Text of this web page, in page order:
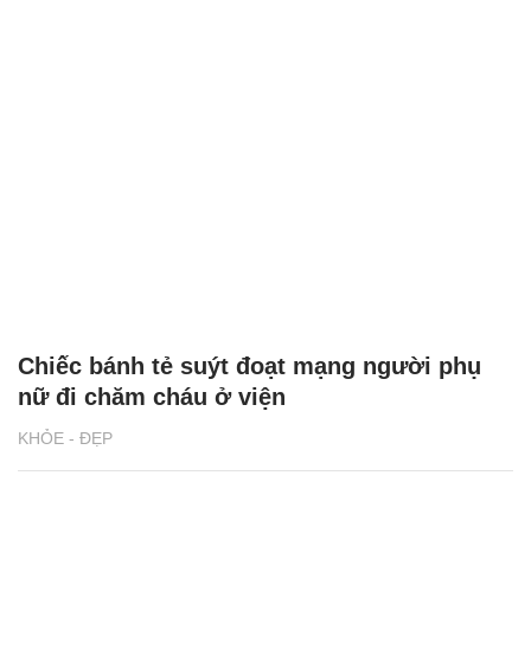
KHỎE - ĐẸP
Chiếc bánh tẻ suýt đoạt mạng người phụ
nữ đi chăm cháu ở viện